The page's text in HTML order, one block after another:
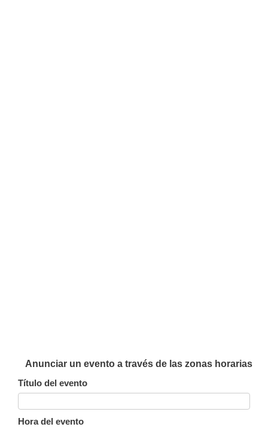
Anunciar un evento a través de las zonas horarias
Título del evento
Hora del evento